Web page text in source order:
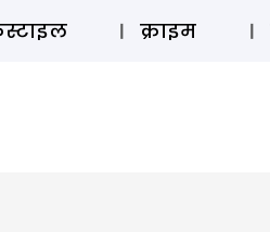
ऑडियो
क्राइम